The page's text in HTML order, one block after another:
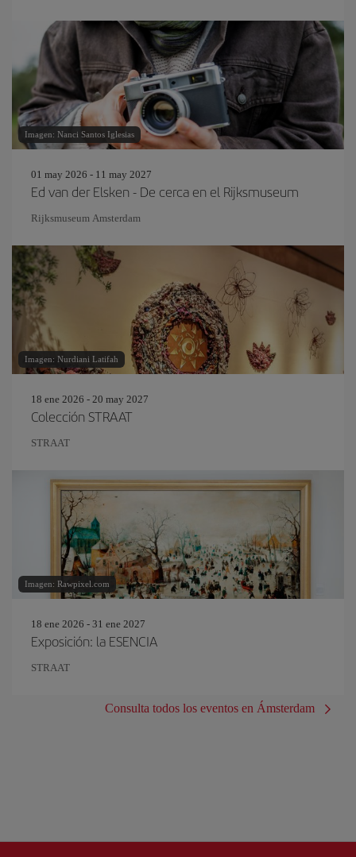
Imagen: Nanci Santos Iglesias
01 may 2026 - 11 may 2027
Ed van der Elsken - De cerca en el Rijksmuseum
Rijksmuseum Amsterdam
Imagen: Nurdiani Latifah
18 ene 2026 - 20 may 2027
Colección STRAAT
STRAAT
Imagen: Rawpixel.com
18 ene 2026 - 31 ene 2027
Exposición: la ESENCIA
STRAAT
Consulta todos los eventos en Ámsterdam